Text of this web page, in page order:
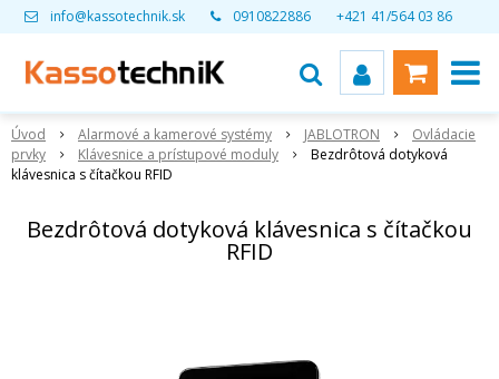
info@kassotechnik.sk 0910822886 +421 41/564 03 86
Úvod Alarmové a kamerové systémy JABLOTRON
Ovládacie
prvky
Klávesnice a prístupové moduly
Bezdrôtová dotyková
klávesnica s čítačkou RFID
Bezdrôtová dotyková klávesnica s čítačkou
RFID